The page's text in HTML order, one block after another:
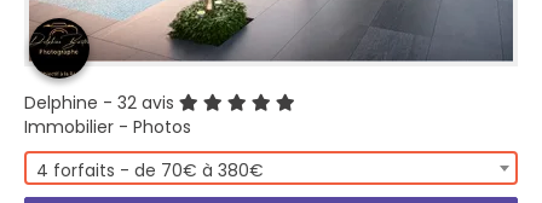
Delphine - 32 avis
Immobilier - Photos
4 forfaits - de 70€ à 380€